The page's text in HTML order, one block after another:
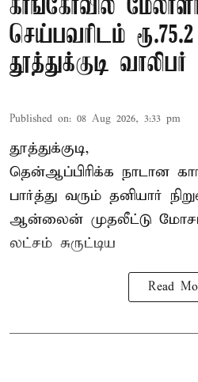
காங்கோவில்
செய்பவரிடம்
தூத்துக்குடி
Published on: 08 Aug 2026, 3:33 pm
தூத்துக்குடி,
தென்ஆப்பிரிக்க நாடான
பார்த்து வரும் தனியார்
ஆன்லைன் முதலீட்டு
லட்சம் சுருட்டிய
Read